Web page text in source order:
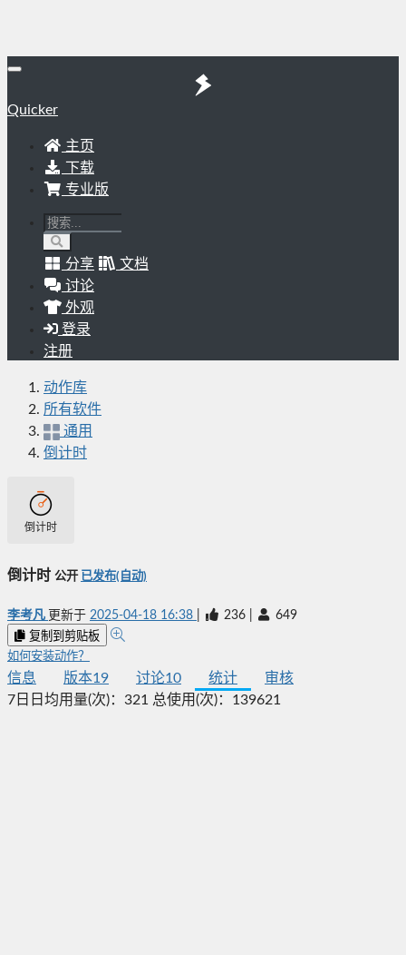
Quicker
主页
下载
专业版
分享
文档
讨论
外观
登录
注册
动作库
所有软件
通用
倒计时
倒计时
倒计时 公开 已发布(自动)
李考凡 更新于 2025-04-18 16:38 236 649
复制到剪贴板
如何安装动作？
信息 版本19 讨论10 统计
审核
7日日均用量(次)： 321 总使用(次)： 139621